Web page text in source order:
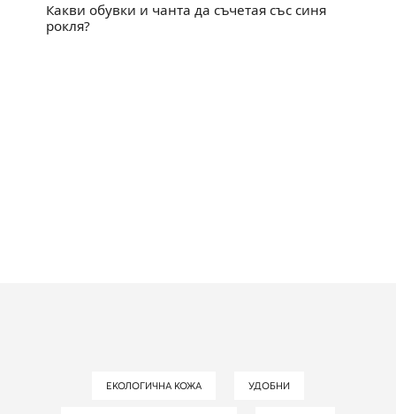
Какви обувки и чанта да съчетая със синя
рокля?
ЕКОЛОГИЧНА КОЖА УДОБНИ